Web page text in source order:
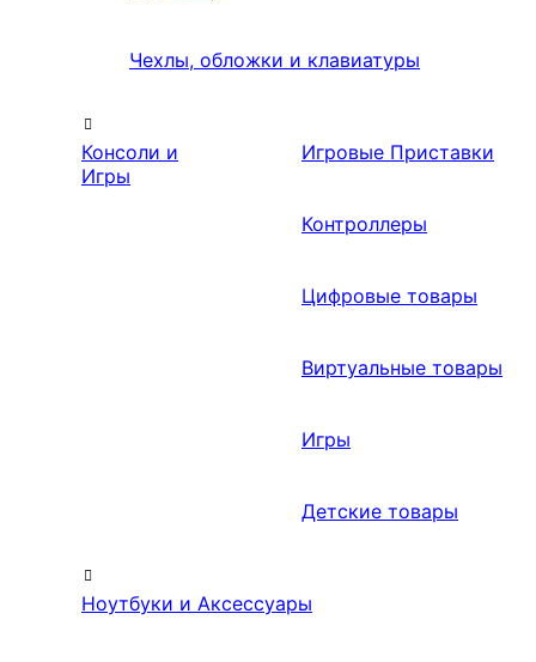
Чехлы, обложки и клавиатуры
Консоли и
Игры
Игровые Приставки
Контроллеры
Цифровые товары
Виртуальные товары
Игры
Детские товары
Ноутбуки и Аксессуары